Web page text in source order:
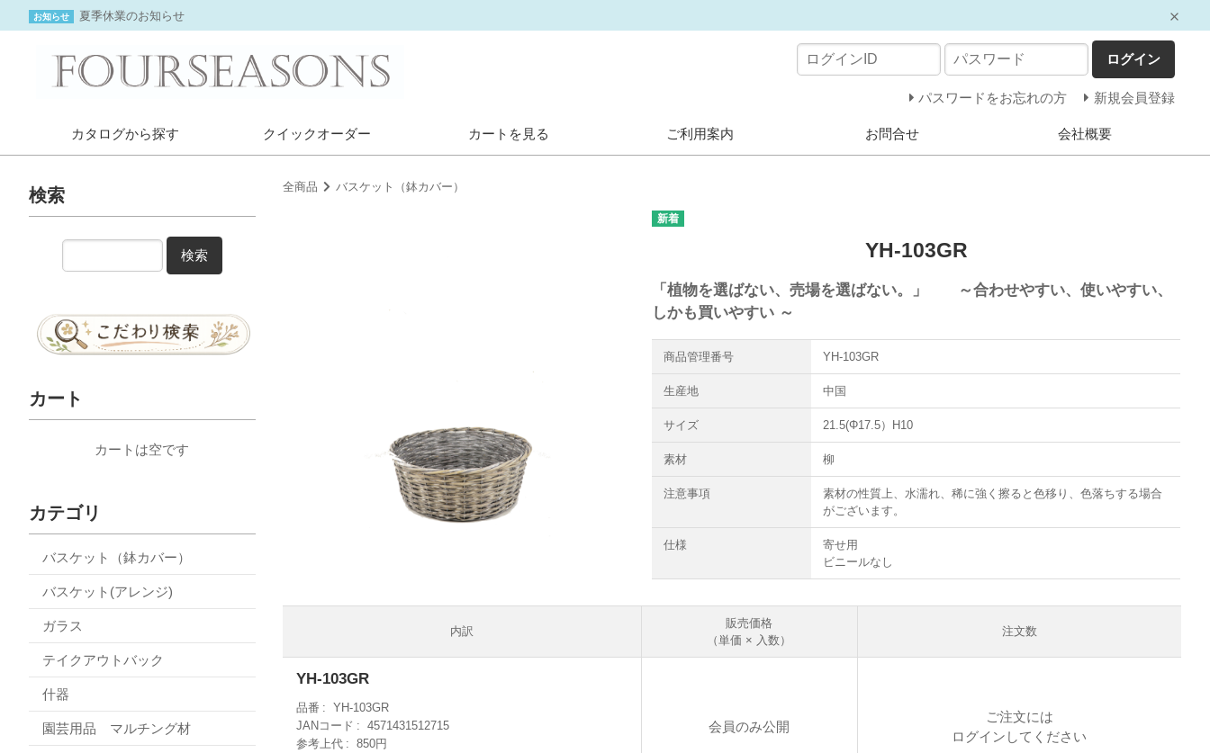
お知らせ 夏季休業のお知らせ
ログイン
パスワードをお忘れの方 新規会員登録
カタログから探す クイックオーダー カートを見る ご利用案内 お問合せ 会社概要
全商品 バスケット（鉢カバー）
YH-103GR
「植物を選ばない、売場を選ばない。」 ～合わせやすい、使いやすい、
しかも買いやすい ～
商品管理番号 YH-103GR
生産地 中国
サイズ 21.5(Φ17.5）H10
素材 柳
注意事項
素材の性質上、水濡れ、稀に強く擦ると色移り、色落ちする場合
がございます。
仕様
寄せ用
ビニールなし
内訳
販売価格
（単価 × 入数）
注文数
YH-103GR
品番
YH-103GR
JANコード
4571431512715
参考上代
850円
会員のみ公開
ご注文には
ログイン してください
検索
検索
カート
カートは空です
カテゴリ
バスケット（鉢カバー）
バスケット(アレンジ)
ガラス
テイクアウトバック
什器
園芸用品 マルチング材